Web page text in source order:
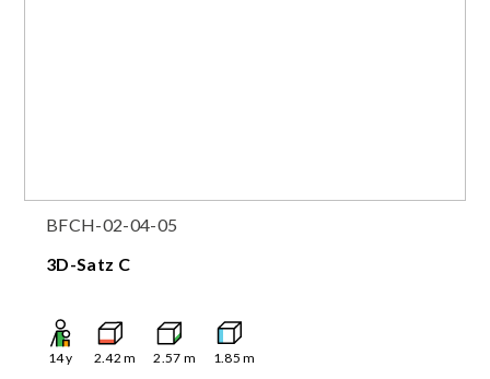
BFCH-02-04-05
3D-Satz C
14y 2.42 m 2.57 m 1.85 m